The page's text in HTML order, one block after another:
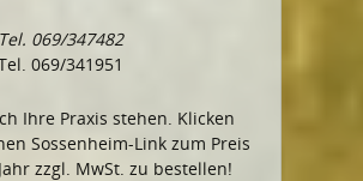
069/347482
069/341951
Ihre Praxis stehen. Klicken
Sossenheim-Link zum Preis
zzgl. MwSt. zu bestellen!